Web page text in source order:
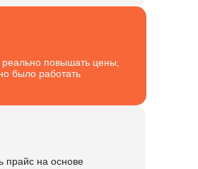
реально повышать цены,
было работать
прайс на основе